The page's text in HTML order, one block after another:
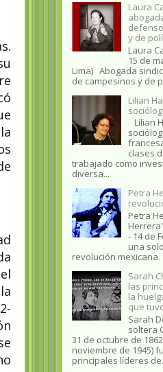
Laura
y de
Laura
15 de
Lima) Abogada
de campesinos y de
Lilian
Lilian
clases
trabajado como
diversa...
Petra
Petra
- 14 de
una
revolución mexicana.
Sarah
las
la
que
Sarah
soltera
31 de octubre de
noviembre de 1945)​
principales líderes